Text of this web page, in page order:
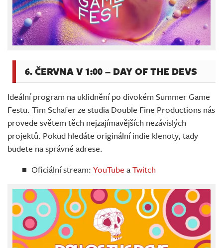
6. ČERVNA V 1:00 – DAY OF THE DEVS
Ideální program na uklidnění po divokém Summer Game
Festu. Tim Schafer ze studia Double Fine Productions nás
provede světem těch nejzajímavějších nezávislých
projektů. Pokud hledáte originální indie klenoty, tady
budete na správné adrese.
Oficiální stream: YouTube aTwitch